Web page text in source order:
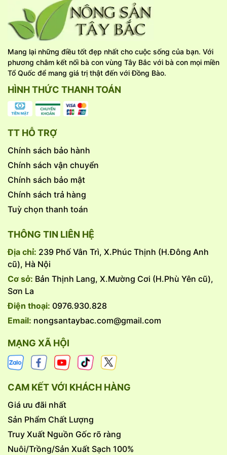
Mang lại những điều tốt đẹp nhất cho cuộc sống của bạn. Với
phương châm kết nối bà con vùng Tây Bắc với bà con mọi miền
Tổ Quốc để mang giá trị thật đến với Đồng Bào.
HÌNH THỨC THANH TOÁN
TT HỖ TRỢ
Chính sách bảo hành
Chính sách vận chuyển
Chính sách bảo mật
Chính sách trả hàng
Tuỳ chọn thanh toán
THÔNG TIN LIÊN HỆ
Địa chỉ: 239 Phố Vân Trì, X.Phúc Thịnh (H.Đông Anh
cũ), Hà Nội
Cơ sở: Bản Thịnh Lang, X.Mường Cơi (H.Phù Yên cũ),
Sơn La
Điện thoại: 0976.930.828
Email: nongsantaybac.com@gmail.com
MẠNG XÃ HỘI
CAM KẾT VỚI KHÁCH HÀNG
Giá ưu đãi nhất
Sản Phẩm Chất Lượng
Truy Xuất Nguồn Gốc rõ ràng
Nuôi/Trồng/Sản Xuất Sạch 100%